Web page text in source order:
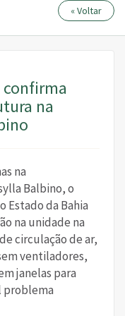
« Voltar
confirma
na
na
Balbino, o
Estado da Bahia
na unidade na
circulação de ar,
ventiladores,
janelas para
problema